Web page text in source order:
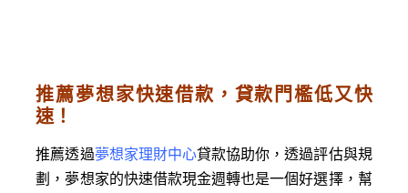
推薦夢想家快速借款，貸款門檻低又快
速！
推薦透過夢想家理財中心貸款協助你，透過評估與規
劃，夢想家的快速借款現金週轉也是一個好選擇，幫